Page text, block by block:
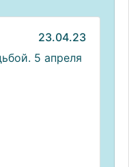
23.04.23
5 апреля